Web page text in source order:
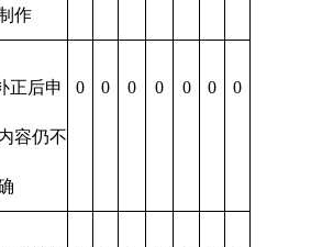
作
正后申
容仍不
0 0 0 0 0 0 0